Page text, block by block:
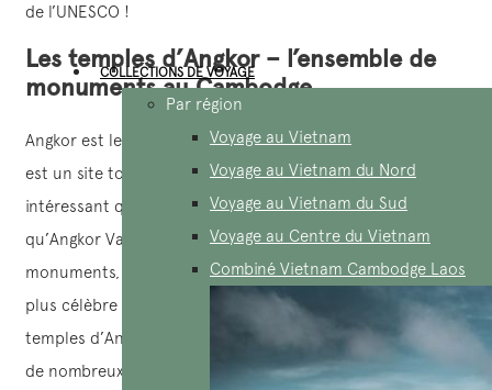
COLLECTIONS DE VOYAGE
Par région
Voyage au Vietnam
Voyage au Vietnam du Nord
Voyage au Vietnam du Sud
Voyage au Centre du Vietnam
Combiné Vietnam Cambodge Laos
de l’UNESCO !
Les temples d’Angkor – l’ensemble de
monuments au Cambodge
Angkor est le plus grand monument religieux du monde et
est un site touristique très populaire du Cambodge. Il est
intéressant que la plupart des humains pensent à tort
qu’Angkor Vat est le nom de tout l’ensemble de
monuments, mais en fait ce n’est que le nom de temple le
plus célèbre parmi les nombreux temples magnifiques des
temples d’Angkor. C’est un grand monument et composé
de nombreux petits, dans lesquels Angkor Vat est le